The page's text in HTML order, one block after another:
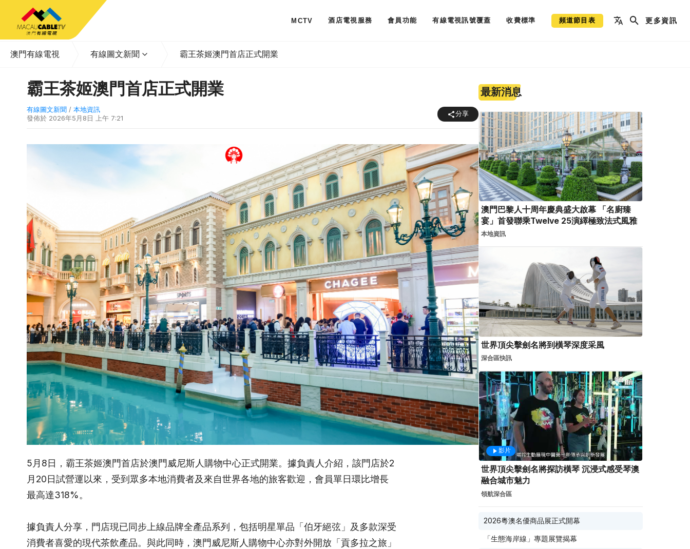
MCTV 酒店電視服務 會員功能 有線電視訊號覆蓋 收費標準 頻道節目表 更多資訊
澳門有線電視 有線圖文新聞 霸王茶姬澳門首店正式開業
霸王茶姬澳門首店正式開業
有線圖文新聞 / 本地資訊
發佈於 2026年5月8日 上午 7:21
分享
5月8日，霸王茶姬澳門首店於澳門威尼斯人購物中心正式開業。據負責人介紹，該門店於2
月20日試營運以來，受到眾多本地消費者及來自世界各地的旅客歡迎，會員單日環比增長
最高達318%。
據負責人分享，門店現已同步上線品牌全產品系列，包括明星單品「伯牙絕弦」及多款深受
消費者喜愛的現代茶飲產品。與此同時，澳門威尼斯人購物中心亦對外開放「貢多拉之旅」
最新消息
澳門巴黎人十周年慶典盛大啟幕 「名廚臻
宴」首發聯乘Twelve 25演繹極致法式風雅
本地資訊
世界頂尖擊劍名將到橫琴深度采風
深合區快訊
影片
世界頂尖擊劍名將探訪橫琴 沉浸式感受琴澳
融合城市魅力
領航深合區
2026粵澳名優商品展正式開幕
「生態海岸線」專題展覽揭幕